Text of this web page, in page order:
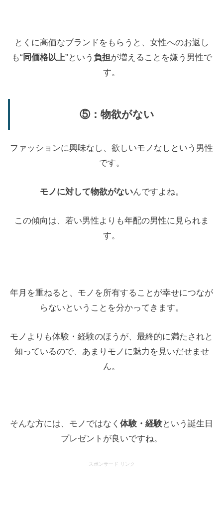
とくに高価なブランドをもらうと、女性へのお返し
も“ 同価格以上”という 負担が増えることを嫌う男性で
す。
⑤：物欲がない
ファッションに興味なし、欲しいモノなしという男性
です。
モノに対して物欲がないんですよね。
この傾向は、若い男性よりも年配の男性に見られま
す。
年月を重ねると、モノを所有することが幸せにつなが
らないということを分かってきます。
モノよりも体験・経験のほうが、最終的に満たされと
知っているので、あまりモノに魅力を見いだせませ
ん。
そんな方には、モノではなく 体験・経験という誕生日
プレゼントが良いですね。
スポンサード リンク